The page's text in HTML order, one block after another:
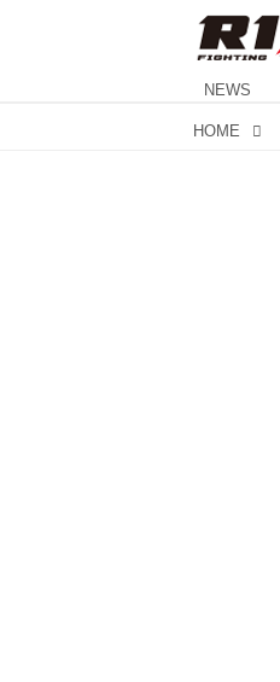
NEWS
HOME